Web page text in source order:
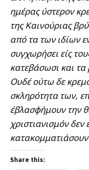
ημέρας ύστερον
της Καινούριας
από τα των ιδίων
συγχωρήσει είς
κατεβάσωσι και τα
Ουδέ ούτω δε
σκληρότητα των,
έβλασφήμουν την
χριστιανισμόν δεν
Share this: